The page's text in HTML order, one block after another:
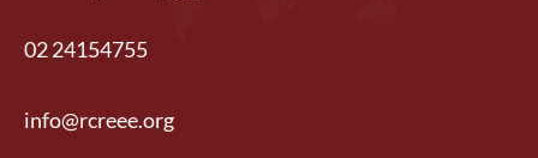
02 24154755
info@rcreee.org